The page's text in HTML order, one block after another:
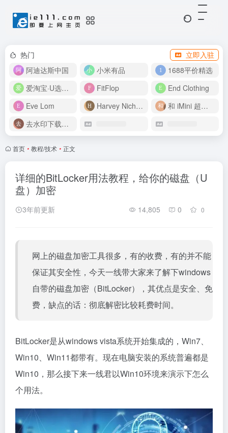
热门
立即入驻
阿迪达斯中国
小米有品
1688平价精选
爱淘宝·U选好价
FitFlop
End Clothing
Eve Lom
Harvey Nichols
和 iMini 超级智能体一起构建伟大作品
去水印下载视频
首页 • 教程/技术 • 正文
详细的BitLocker用法教程，给你的磁盘（U
盘）加密
3年前更新 14,805 0 0
网上的磁盘加密工具很多，有的收费，有的并不能
保证其安全性，今天一线带大家来了解下windows
自带的磁盘加密（BitLocker），其优点是安全、免
费，缺点的话：彻底解密比较耗费时间。
BitLocker是从windows vista系统开始集成的，Win7、
Win10、Win11都带有。现在电脑安装的系统普遍都是
Win10，那么接下来一线君以Win10环境来演示下怎么
个用法。